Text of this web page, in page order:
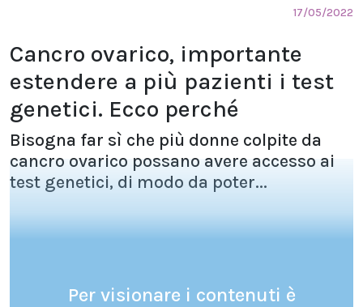
17/05/2022
Cancro ovarico, importante
estendere a più pazienti i test
genetici. Ecco perché
Bisogna far sì che più donne colpite da
cancro ovarico possano avere accesso ai
test genetici, di modo da poter...
Per visionare i contenuti è